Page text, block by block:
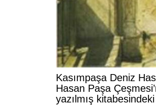
Kasımpaşa Deniz
Hasan Paşa
yazılmış